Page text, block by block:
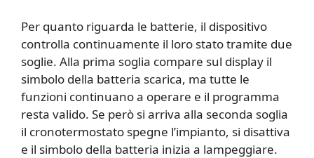
Per quanto riguarda le batterie, il dispositivo
controlla continuamente il loro stato tramite due
soglie. Alla prima soglia compare sul display il
simbolo della batteria scarica, ma tutte le
funzioni continuano a operare e il programma
resta valido. Se però si arriva alla seconda soglia
il cronotermostato spegne l’impianto, si disattiva
e il simbolo della batteria inizia a lampeggiare.